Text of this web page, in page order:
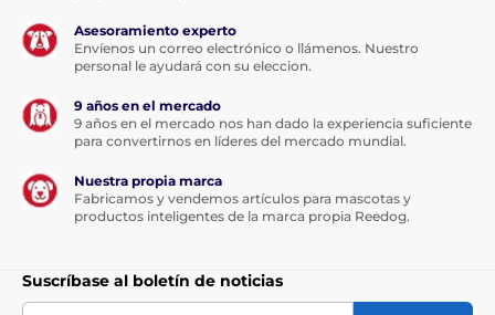
Asesoramiento experto
Envíenos un correo electrónico o llámenos. Nuestro
personal le ayudará con su eleccion.
9 años en el mercado
9 años en el mercado nos han dado la experiencia suficiente
para convertirnos en líderes del mercado mundial.
Nuestra propia marca
Fabricamos y vendemos artículos para mascotas y
productos inteligentes de la marca propia Reedog.
Suscríbase al boletín de noticias